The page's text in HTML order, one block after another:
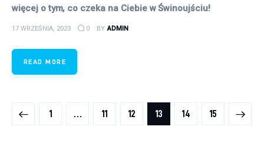
więcej o tym, co czeka na Ciebie w Świnoujściu!
17 WRZEŚNIA, 2023 0 BY ADMIN
READ MORE
Stronicowanie wpisów
PAGE
1 … PAGE
11 PAGE
12 PAGE
13 PAGE
14 PAGE
15
>